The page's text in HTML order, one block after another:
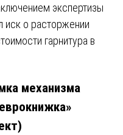
экспертизы
иск о расторжении
гарнитура в
механизма